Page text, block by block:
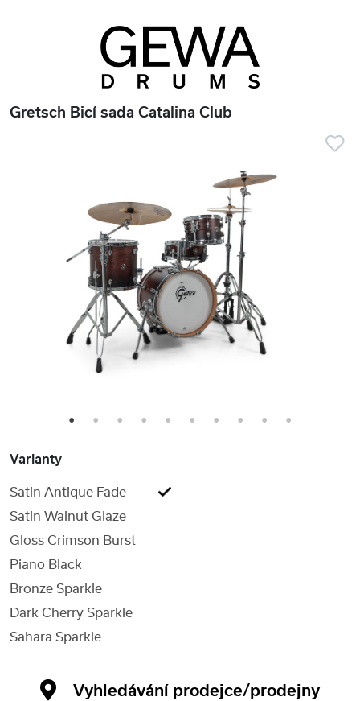
Gretsch Bicí sada Catalina Club
1 2 3 4 5 6 7 8 9 10
Varianty
Satin Antique Fade
Satin Walnut Glaze
Gloss Crimson Burst
Piano Black
Bronze Sparkle
Dark Cherry Sparkle
Sahara Sparkle
Vyhledávání prodejce/prodejny